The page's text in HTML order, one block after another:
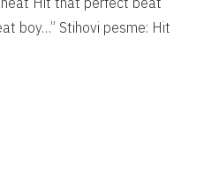
boy…” Stihovi pesme: Hit